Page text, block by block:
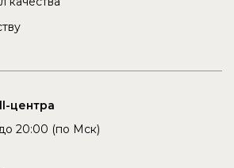
центра
20:00 (по Мск)